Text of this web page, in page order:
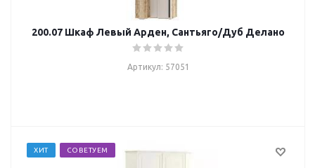
200.07 Шкаф Левый Арден, Сантьяго/Дуб Делано
Артикул: 57051
ХИТ СОВЕТУЕМ